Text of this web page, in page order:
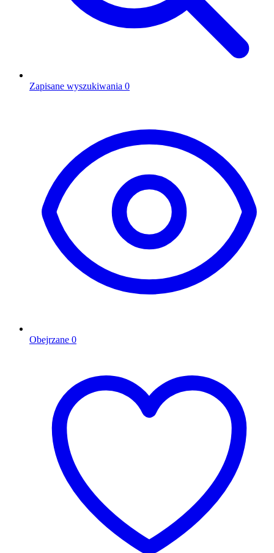
Zapisane wyszukiwania 0
Obejrzane 0